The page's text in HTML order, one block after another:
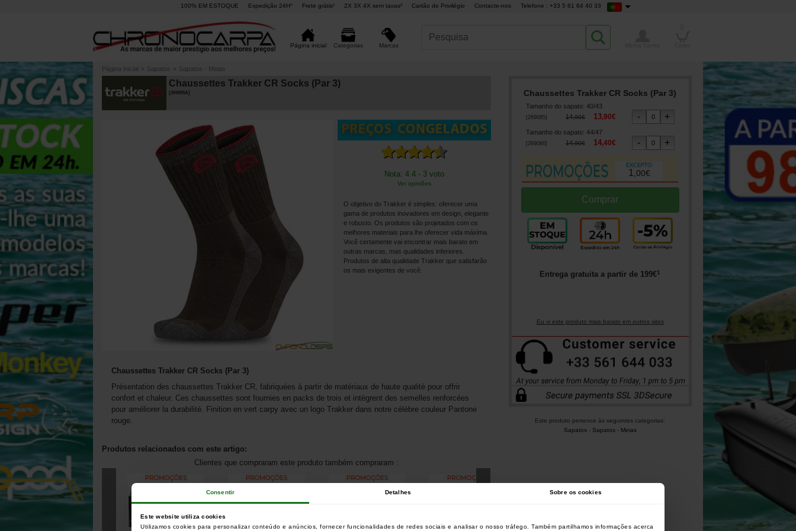
Consentir Detalhes Sobre os cookies
Este website utiliza cookies
Utilizamos cookies para personalizar conteúdo e anúncios, fornecer funcionalidades de redes sociais e analisar o nosso tráfego. Também partilhamos informações acerca
100% EM ESTOQUE Expedição 24H° Frete grátis¹ 2X 3X 4X sem taxas² Cartão de Privilégio Contacte-nos Telefone : +33 5 61 64 40 33
Página inicial Categorias Marcas
Página inicial » Sapatos » Sapatos - Meias
Chaussettes Trakker CR Socks (Par 3)
269085A]
Nota: 4.4 - 3 voto
Ver opiniões
O objetivo do Trakker é simples: oferecer uma
gama de produtos inovadores em design, elegante
e robusto. Os produtos são projetados com os
melhores materiais para lhe oferecer vida máxima.
Você certamente vai encontrar mais barato em
outras marcas, mas qualidades inferiores.
Produtos de alta qualidade Trakker que satisfarão
os mais exigentes de você.
Chaussettes Trakker CR Socks (Par 3)
Tamanho do sapato: 40/43
269085] 14,90€ 13,90€
Tamanho do sapato: 44/47
269086] 14,90€ 14,40€
1 ,00€
Entrega gratuita a partir de 199€1
Eu vi este produto mais barato em outros sites
Este produto pertence às seguintes categorias:
Sapatos- Sapatos - Meias
Chaussettes Trakker CR Socks (Par 3)
Présentation des chaussettes Trakker CR, fabriquées à partir de matériaux de haute qualité pour offrir
confort et chaleur. Ces chaussettes sont fournies en packs de trois et intègrent des semelles renforcées
pour améliorer la durabilité. Finition en vert carpy avec un logo Trakker dans notre célèbre couleur Pantone
rouge.
Produtos relacionados com este artigo:
Clientes que compraram este produto também compraram :